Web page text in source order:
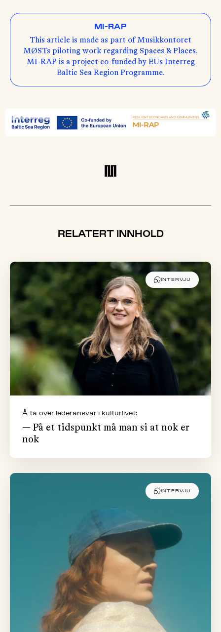
MI-RAP
This article is made as part of Musikkontoret
MØSTs piloting work regarding Spaces & Places.
MI-RAP is a project co-funded by EUs Interreg
Baltic Sea Region Programme.
RELATERT INNHOLD
INTERVJU
Å ta over lederansvar i kulturlivet:
— På et tidspunkt må man si at nok er
nok
INTERVJU